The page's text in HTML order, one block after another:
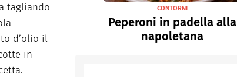
tagliando
d’olio il
in
CONTORNI
Peperoni in padella alla
napoletana